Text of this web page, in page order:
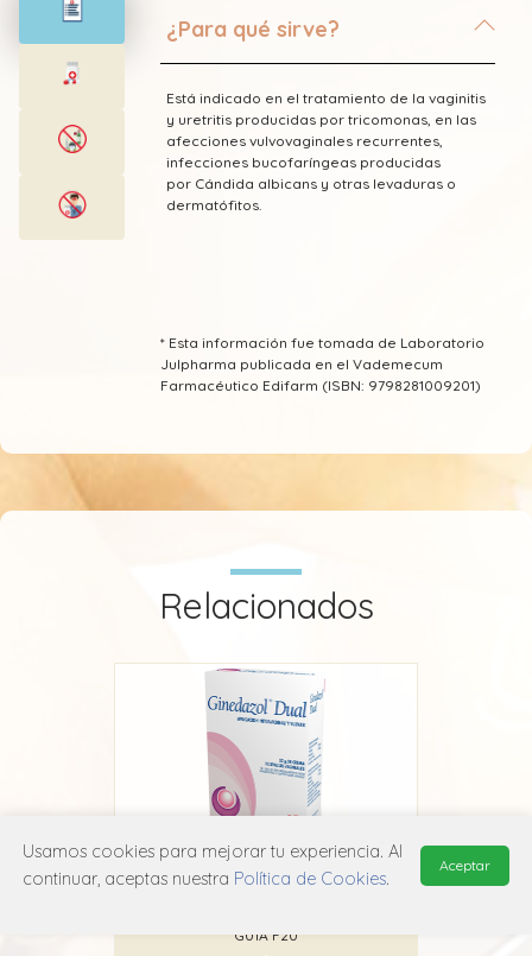
¿Para qué sirve?
Está indicado en el tratamiento de la vaginitis
y uretritis producidas por tricomonas, en las
afecciones vulvovaginales recurrentes,
infecciones bucofaríngeas producidas
por Cándida albicans y otras levaduras o
dermatófitos.
* Esta información fue tomada de Laboratorio
Julpharma publicada en el Vademecum
Farmacéutico Edifarm (ISBN: 9798281009201)
Relacionados
Ginedazol Dual
G01A F20
Usamos cookies para mejorar tu experiencia. Al
continuar, aceptas nuestra Política de Cookies.
Aceptar